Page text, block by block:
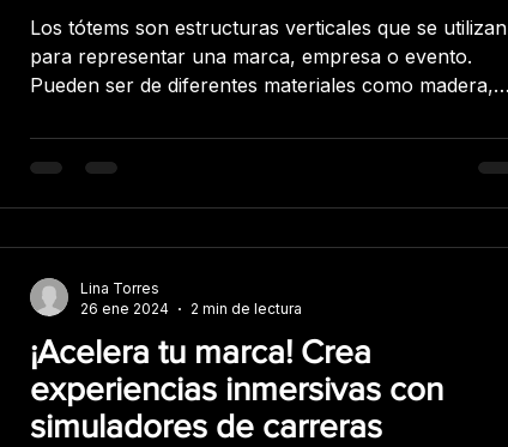
Los tótems son estructuras verticales que se utilizan
para representar una marca, empresa o evento.
Pueden ser de diferentes materiales como madera,
tamaños. Básicamente, los tótems interactivos se
utilizan para facilitar información y como soporte
interactivos en centros comerc
¡Acelera tu marca! Crea
experiencias inmersivas con
simuladores de carreras
Lina Torres
26 ene 2024
2 min de lectura